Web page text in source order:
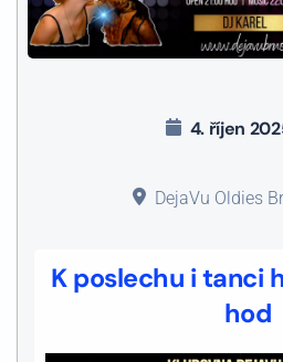
4. říjen
DejaVu Oldies
K poslechu i tanci
hod